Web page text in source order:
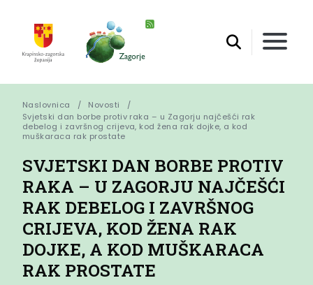
Naslovnica
Novosti
Svjetski dan borbe protiv raka – u Zagorju najčešći rak
debelog i završnog crijeva, kod žena rak dojke, a kod
muškaraca rak prostate
SVJETSKI DAN BORBE PROTIV
RAKA – U ZAGORJU NAJČEŠĆI
RAK DEBELOG I ZAVRŠNOG
CRIJEVA, KOD ŽENA RAK
DOJKE, A KOD MUŠKARACA
RAK PROSTATE